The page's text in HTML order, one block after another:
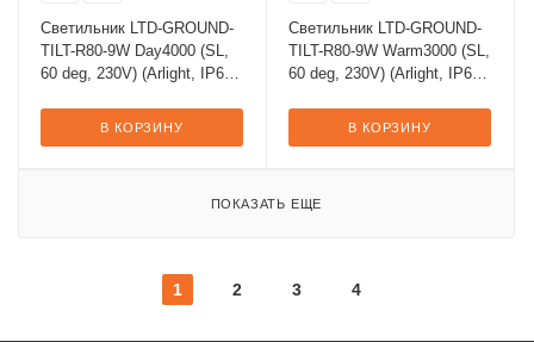
Светильник LTD-GROUND-
TILT-R80-9W Day4000 (SL,
60 deg, 230V) (Arlight, IP67
В КОРЗИНУ
Светильник LTD-GROUND-
TILT-R80-9W Warm3000 (SL,
60 deg, 230V) (Arlight, IP67
В КОРЗИНУ
ПОКАЗАТЬ ЕЩЕ
1 2 3 4